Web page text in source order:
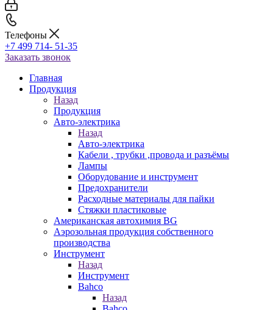
Телефоны
+7 499 714- 51-35
Заказать звонок
Главная
Продукция
Назад
Продукция
Авто-электрика
Назад
Авто-электрика
Кабели , трубки ,провода и разъёмы
Лампы
Оборудование и инструмент
Предохранители
Расходные материалы для пайки
Стяжки пластиковые
Американская автохимия BG
Аэрозольная продукция собственного
производства
Инструмент
Назад
Инструмент
Bahco
Назад